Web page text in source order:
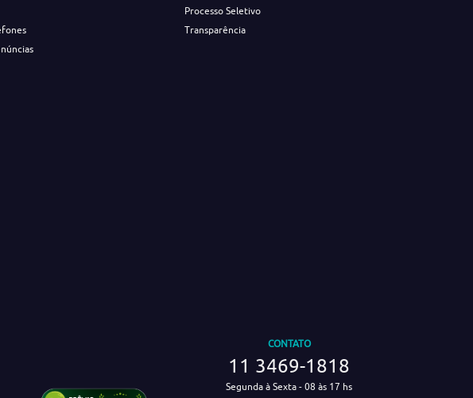
Processo Seletivo
Transparência
CONTATO
11 3469-1818
Segunda à Sexta - 08 às 17 hs